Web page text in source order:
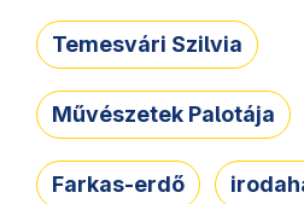
Temesvári Szilvia
Művészetek Palotája
Farkas-erdő